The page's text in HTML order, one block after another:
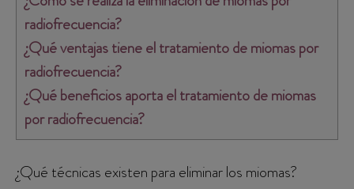
radiofrecuencia?
¿Qué ventajas tiene el tratamiento de miomas por
radiofrecuencia?
¿Qué beneficios aporta el tratamiento de miomas
por radiofrecuencia?
¿Qué técnicas existen para eliminar los miomas?